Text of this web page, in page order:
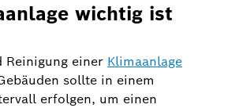
wichtig ist
Reinigung einer Klimaanlage
sollte in einem
erfolgen, um einen